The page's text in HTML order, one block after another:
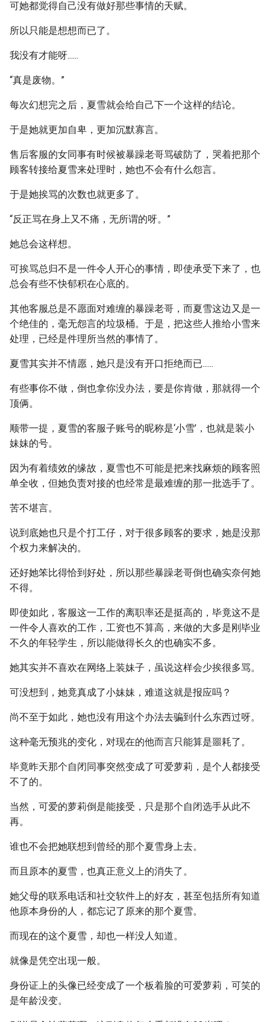
可她都觉得自己没有做好那些事情的天赋。
所以只能是想想而已了。
我没有才能呀......
“真是废物。”
每次幻想完之后，夏雪就会给自己下一个这样的结论。
于是她就更加自卑，更加沉默寡言。
售后客服的女同事有时候被暴躁老哥骂破防了，哭着把那个
顾客转接给夏雪来处理时，她也不会有什么怨言。
于是她挨骂的次数也就更多了。
“反正骂在身上又不痛，无所谓的呀。”
她总会这样想。
可挨骂总归不是一件令人开心的事情，即使承受下来了，也
总会有些不快郁积在心底的。
其他客服总是不愿面对难缠的暴躁老哥，而夏雪这边又是一
个绝佳的，毫无怨言的垃圾桶。于是，把这些人推给小雪来
处理，已经是件理所当然的事情了。
夏雪其实并不情愿，她只是没有开口拒绝而已......
有些事你不做，倒也拿你没办法，要是你肯做，那就得一个
顶俩。
顺带一提，夏雪的客服子账号的昵称是‘小雪’，也就是装小
妹妹的号。
因为有着绩效的缘故，夏雪也不可能是把来找麻烦的顾客照
单全收，但她负责对接的也经常是最难缠的那一批选手了。
苦不堪言。
说到底她也只是个打工仔，对于很多顾客的要求，她是没那
个权力来解决的。
还好她笨比得恰到好处，所以那些暴躁老哥倒也确实奈何她
不得。
即使如此，客服这一工作的离职率还是挺高的，毕竟这不是
一件令人喜欢的工作，工资也不算高，来做的大多是刚毕业
不久的年轻学生，所以能做得长久的也确实不多。
她其实并不喜欢在网络上装妹子，虽说这样会少挨很多骂。
可没想到，她竟真成了小妹妹，难道这就是报应吗？
尚不至于如此，她也没有用这个办法去骗到什么东西过呀。
这种毫无预兆的变化，对现在的他而言只能算是噩耗了。
毕竟昨天那个自闭同事突然变成了可爱萝莉，是个人都接受
不了的。
当然，可爱的萝莉倒是能接受，只是那个自闭选手从此不
再。
谁也不会把她联想到曾经的那个夏雪身上去。
而且原本的夏雪，也真正意义上的消失了。
她父母的联系电话和社交软件上的好友，甚至包括所有知道
他原本身份的人，都忘记了原来的那个夏雪。
而现在的这个夏雪，却也一样没人知道。
就像是凭空出现一般。
身份证上的头像已经变成了一个板着脸的可爱萝莉，可笑的
是年龄没变。